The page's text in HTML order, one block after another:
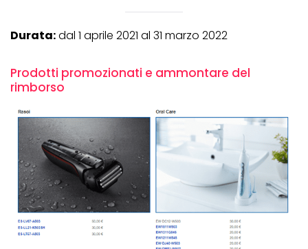
Durata:dal 1 aprile 2021 al 31 marzo 2022
Prodotti promozionati e ammontare del
rimborso